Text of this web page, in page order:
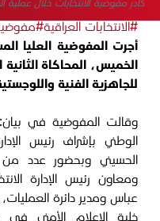
كادر مفوضية الانتخابات خلال عملية
#الانتخابات العراقية#مفوضية
أجرت المفوضية العليا
الخميس، المحاكاة الثانية
للجاهزية الفنية
وقالت المفوضية في
الوطني بإشراف رئيس
الحسيني وبحضور عدد
ومعاون رئيس الإدارة
عباس ومدير دائرة
خلية الإعلام الأمني في